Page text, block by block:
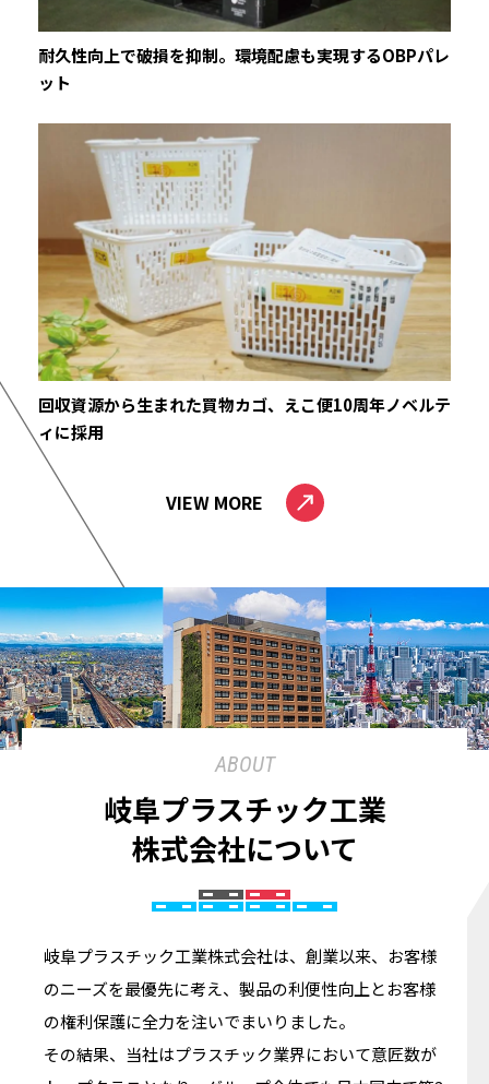
耐久性向上で破損を抑制。環境配慮も実現するOBPパレ
ット
回収資源から生まれた買物カゴ、えこ便10周年ノベルテ
ィに採用
VIEW MORE
ABOUT
岐阜プラスチック工業
株式会社について
岐阜プラスチック工業株式会社は、創業以来、お客様
のニーズを最優先に考え、製品の利便性向上とお客様
の権利保護に全力を注いでまいりました。
その結果、当社はプラスチック業界において意匠数が